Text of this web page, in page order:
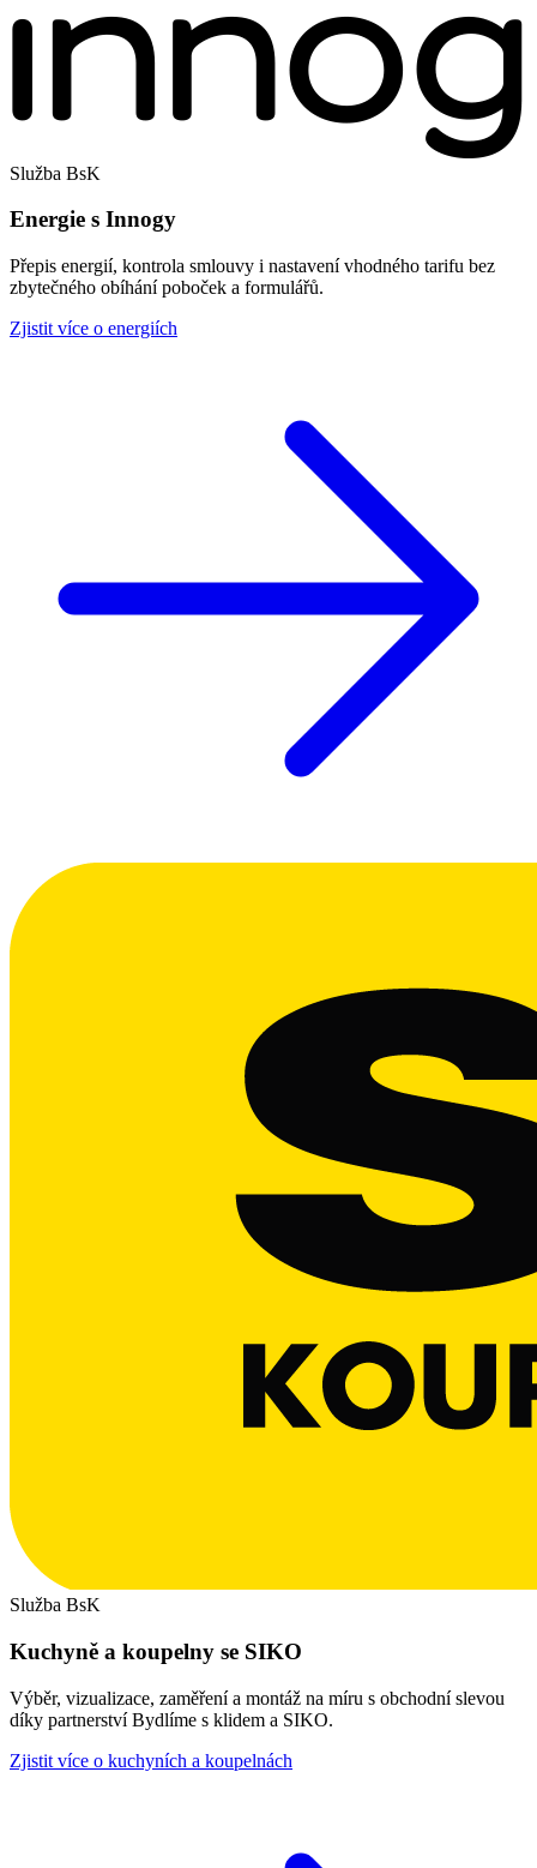
Služba BsK
Energie s Innogy
Přepis energií, kontrola smlouvy i nastavení vhodného tarifu bez
zbytečného obíhání poboček a formulářů.
Zjistit více o energiích
Služba BsK
Kuchyně a koupelny se SIKO
Výběr, vizualizace, zaměření a montáž na míru s obchodní slevou
díky partnerství Bydlíme s klidem a SIKO.
Zjistit více o kuchyních a koupelnách